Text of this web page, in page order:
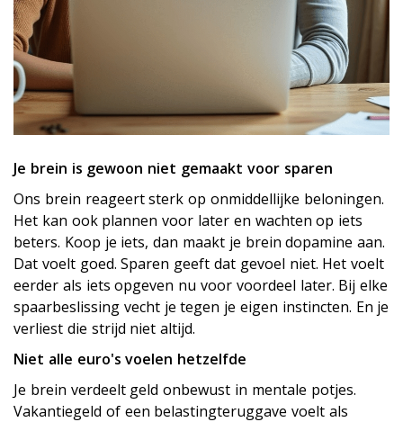
Je brein is gewoon niet gemaakt voor sparen
Ons brein reageert sterk op onmiddellijke beloningen.
Het kan ook plannen voor later en wachten op iets
beters. Koop je iets, dan maakt je brein dopamine aan.
Dat voelt goed. Sparen geeft dat gevoel niet. Het voelt
eerder als iets opgeven nu voor voordeel later. Bij elke
spaarbeslissing vecht je tegen je eigen instincten. En je
verliest die strijd niet altijd.
Niet alle euro's voelen hetzelfde
Je brein verdeelt geld onbewust in mentale potjes.
Vakantiegeld of een belastingteruggave voelt als